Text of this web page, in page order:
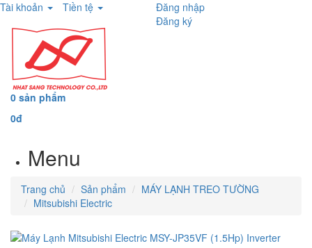
Tài khoản Tiền tệ
Đăng nhập
Đăng ký
0 sản phẩm
0đ
Menu
Trang chủ Sản phẩm
MÁY LẠNH TREO TƯỜNG
Mitsubishi Electric